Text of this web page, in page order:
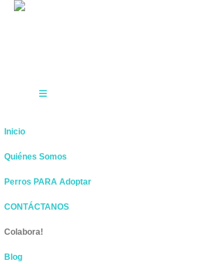
Inicio
Quiénes Somos
Perros PARA Adoptar
CONTÁCTANOS
Colabora!
Blog